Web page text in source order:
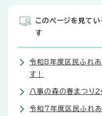
このページを見て
す
令和8年度区民ふれ
す！
八事の森の春まつり
令和7年度区民ふれあ